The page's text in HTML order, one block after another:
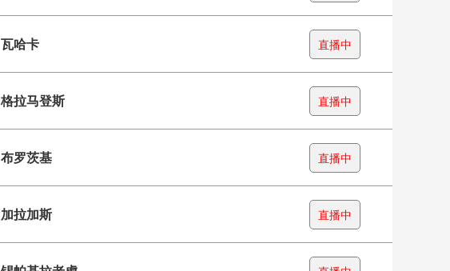
瓦哈卡 直播中
格拉马登斯 直播中
布罗茨基 直播中
加拉加斯 直播中